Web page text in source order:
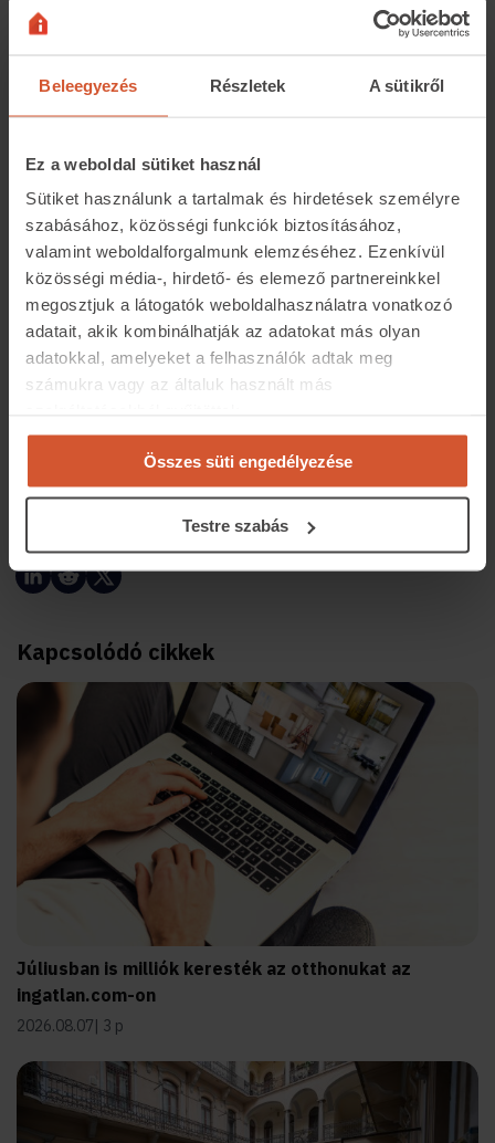
Beleegyezés Részletek A sütikről
Ez a weboldal sütiket használ
Sütiket használunk a tartalmak és hirdetések személyre
szabásához, közösségi funkciók biztosításához,
valamint weboldalforgalmunk elemzéséhez. Ezenkívül
közösségi média-, hirdető- és elemező partnereinkkel
megosztjuk a látogatók weboldalhasználatra vonatkozó
adatait, akik kombinálhatják az adatokat más olyan
adatokkal, amelyeket a felhasználók adtak meg
számukra vagy az általuk használt más
Összes süti engedélyezése
Testre szabás
“A fűtési típusok alapján szintén jelentősek
az értékkülönbségek, amit az is indokol, hogy
az energetikailag leghatékonyabb fűtési
megoldások közé sorolt hőszivattyús,
mennyezeti vagy falfűtéses
lakóingatlanoknál akár 20-50 százalékos
lehet az ártöbblet. Fontos látni, hogy a
korszerűbb fűtési rendszerek csak akkor
jelentenek megtakarítást, ha az
energiahatékonyan megtermelt meleget az
rendelkezik.”
Kapcsolódó cikkek
Júliusban is milliók keresték az otthonukat az
ingatlan.com-on
2026.08.07 3 p